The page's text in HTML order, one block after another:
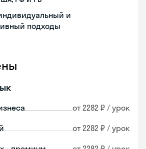
и
подходы
от 2282 ₽ / урок
от 2282 ₽ / урок